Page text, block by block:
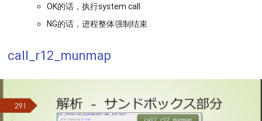
OK的话，执行system call
NG的话，进程整体强制结束
call_r12_munmap